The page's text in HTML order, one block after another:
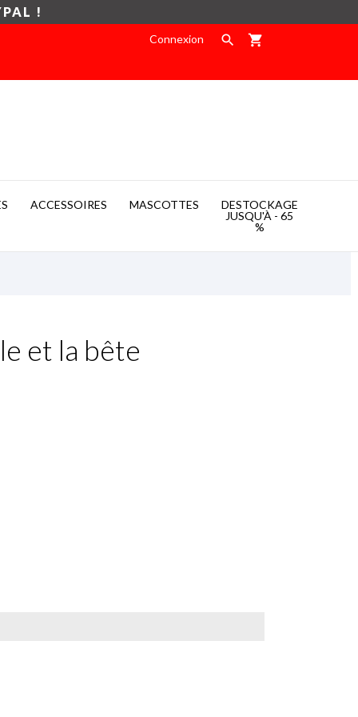
!
Connexion  shopping_cart
ACCESSOIRES MASCOTTES
DESTOCKAGE
JUSQU'À - 65
%

et la bête